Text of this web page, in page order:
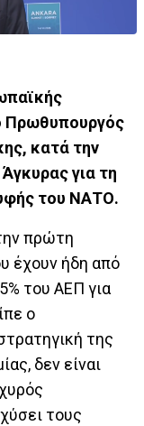
Πρωθυπουργός
κατά την
για τη
του ΝΑΤΟ.
πρώτη
έχουν ήδη από
του ΑΕΠ για
ο
της
δεν είναι
τους